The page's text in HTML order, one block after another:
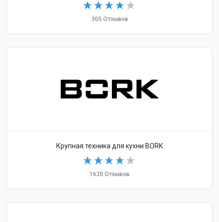
305 Отзывов
Крупная техника для кухни BORK
1620 Отзывов